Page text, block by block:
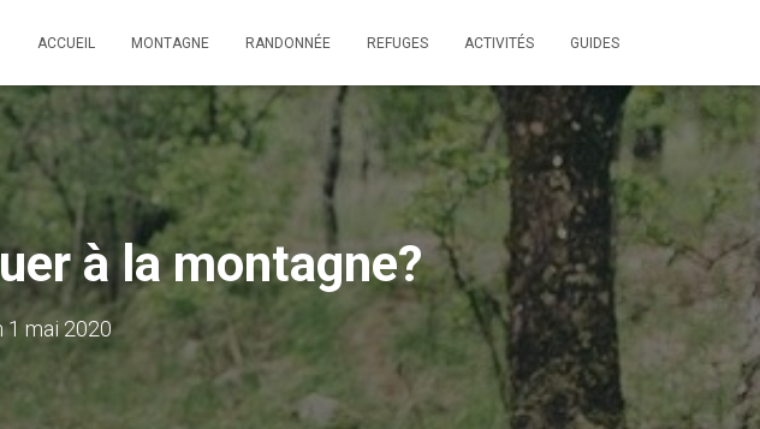
ACCUEIL MONTAGNE RANDONNÉE REFUGES ACTIVITÉS GUIDES
à la montagne?
1 mai 2020